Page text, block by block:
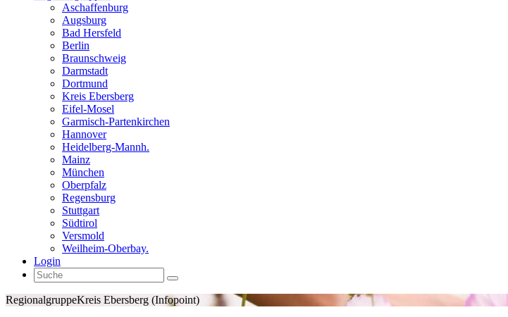
Aschaffenburg
Augsburg
Bad Hersfeld
Berlin
Braunschweig
Darmstadt
Dortmund
Kreis Ebersberg
Eifel-Mosel
Garmisch-Partenkirchen
Hannover
Heidelberg-Mannh.
Mainz
München
Oberpfalz
Regensburg
Stuttgart
Südtirol
Versmold
Weilheim-Oberbay.
Login
RegionalgruppeKreis Ebersberg (Infopoint)